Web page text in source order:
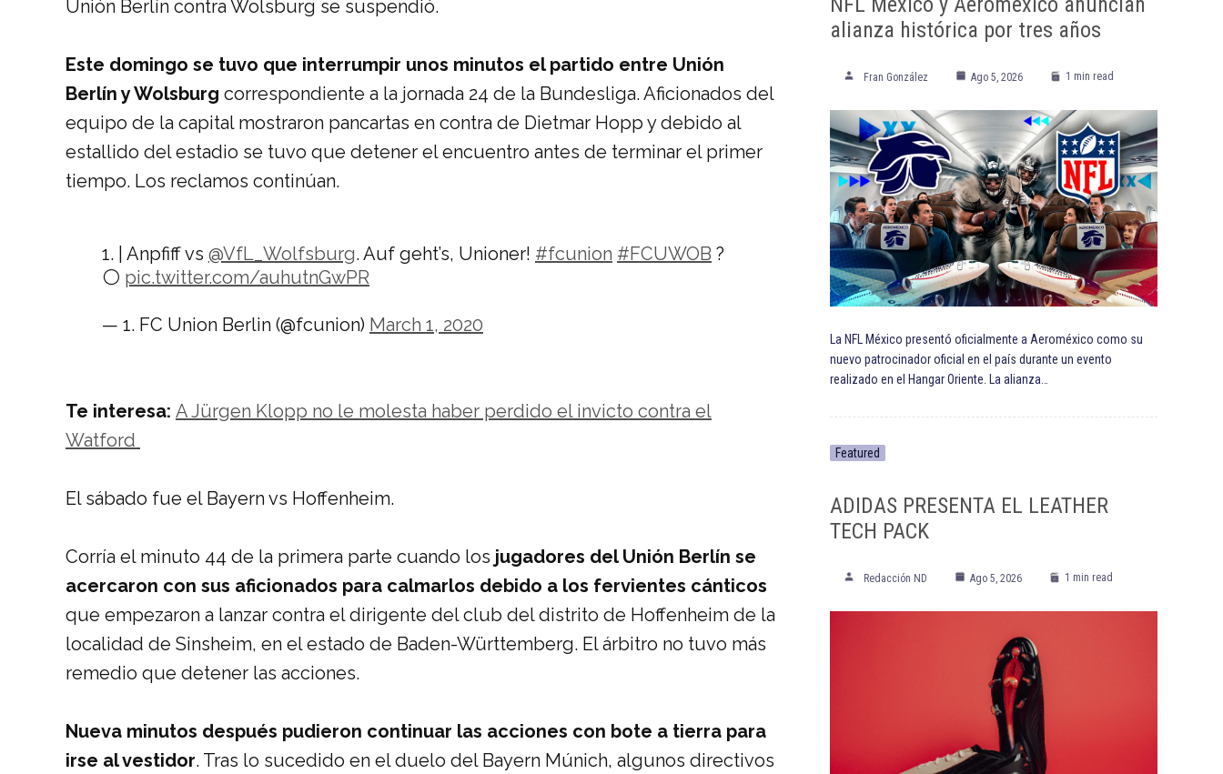
Unión Berlín contra Wolsburg se suspendió.
Este domingo se tuvo que interrumpir unos minutos el partido entre Unión
Berlín y Wolsburg correspondiente a la jornada 24 de la Bundesliga. Aficionados del
equipo de la capital mostraron pancartas en contra de Dietmar Hopp y debido al
estallido del estadio se tuvo que detener el encuentro antes de terminar el primer
tiempo. Los reclamos continúan.
1. | Anpfiff vs ⁦ @VfL_Wolfsburg⁩. Auf geht’s, Unioner! #fcunion #FCUWOB ?
⚪️ pic.twitter.com/auhutnGwPR
— 1. FC Union Berlin (@fcunion) March 1, 2020
Te interesa: A Jürgen Klopp no le molesta haber perdido el invicto contra el
Watford
El sábado fue el Bayern vs Hoffenheim.
Corría el minuto 44 de la primera parte cuando los jugadores del Unión Berlín se
acercaron con sus aficionados para calmarlos debido a los fervientes cánticos
que empezaron a lanzar contra el dirigente del club del distrito de Hoffenheim de la
localidad de Sinsheim, en el estado de Baden-Württemberg. El árbitro no tuvo más
remedio que detener las acciones.
Nueva minutos después pudieron continuar las acciones con bote a tierra para
irse al vestidor. Tras lo sucedido en el duelo del Bayern Múnich, algunos directivos
alianza histórica por tres años
Fran González Ago 5, 2026 1 min read
La NFL México presentó oficialmente a Aeroméxico como su
nuevo patrocinador oficial en el país durante un evento
realizado en el Hangar Oriente. La alianza…
Featured
ADIDAS PRESENTA EL LEATHER
TECH PACK
Redacción ND Ago 5, 2026 1 min read